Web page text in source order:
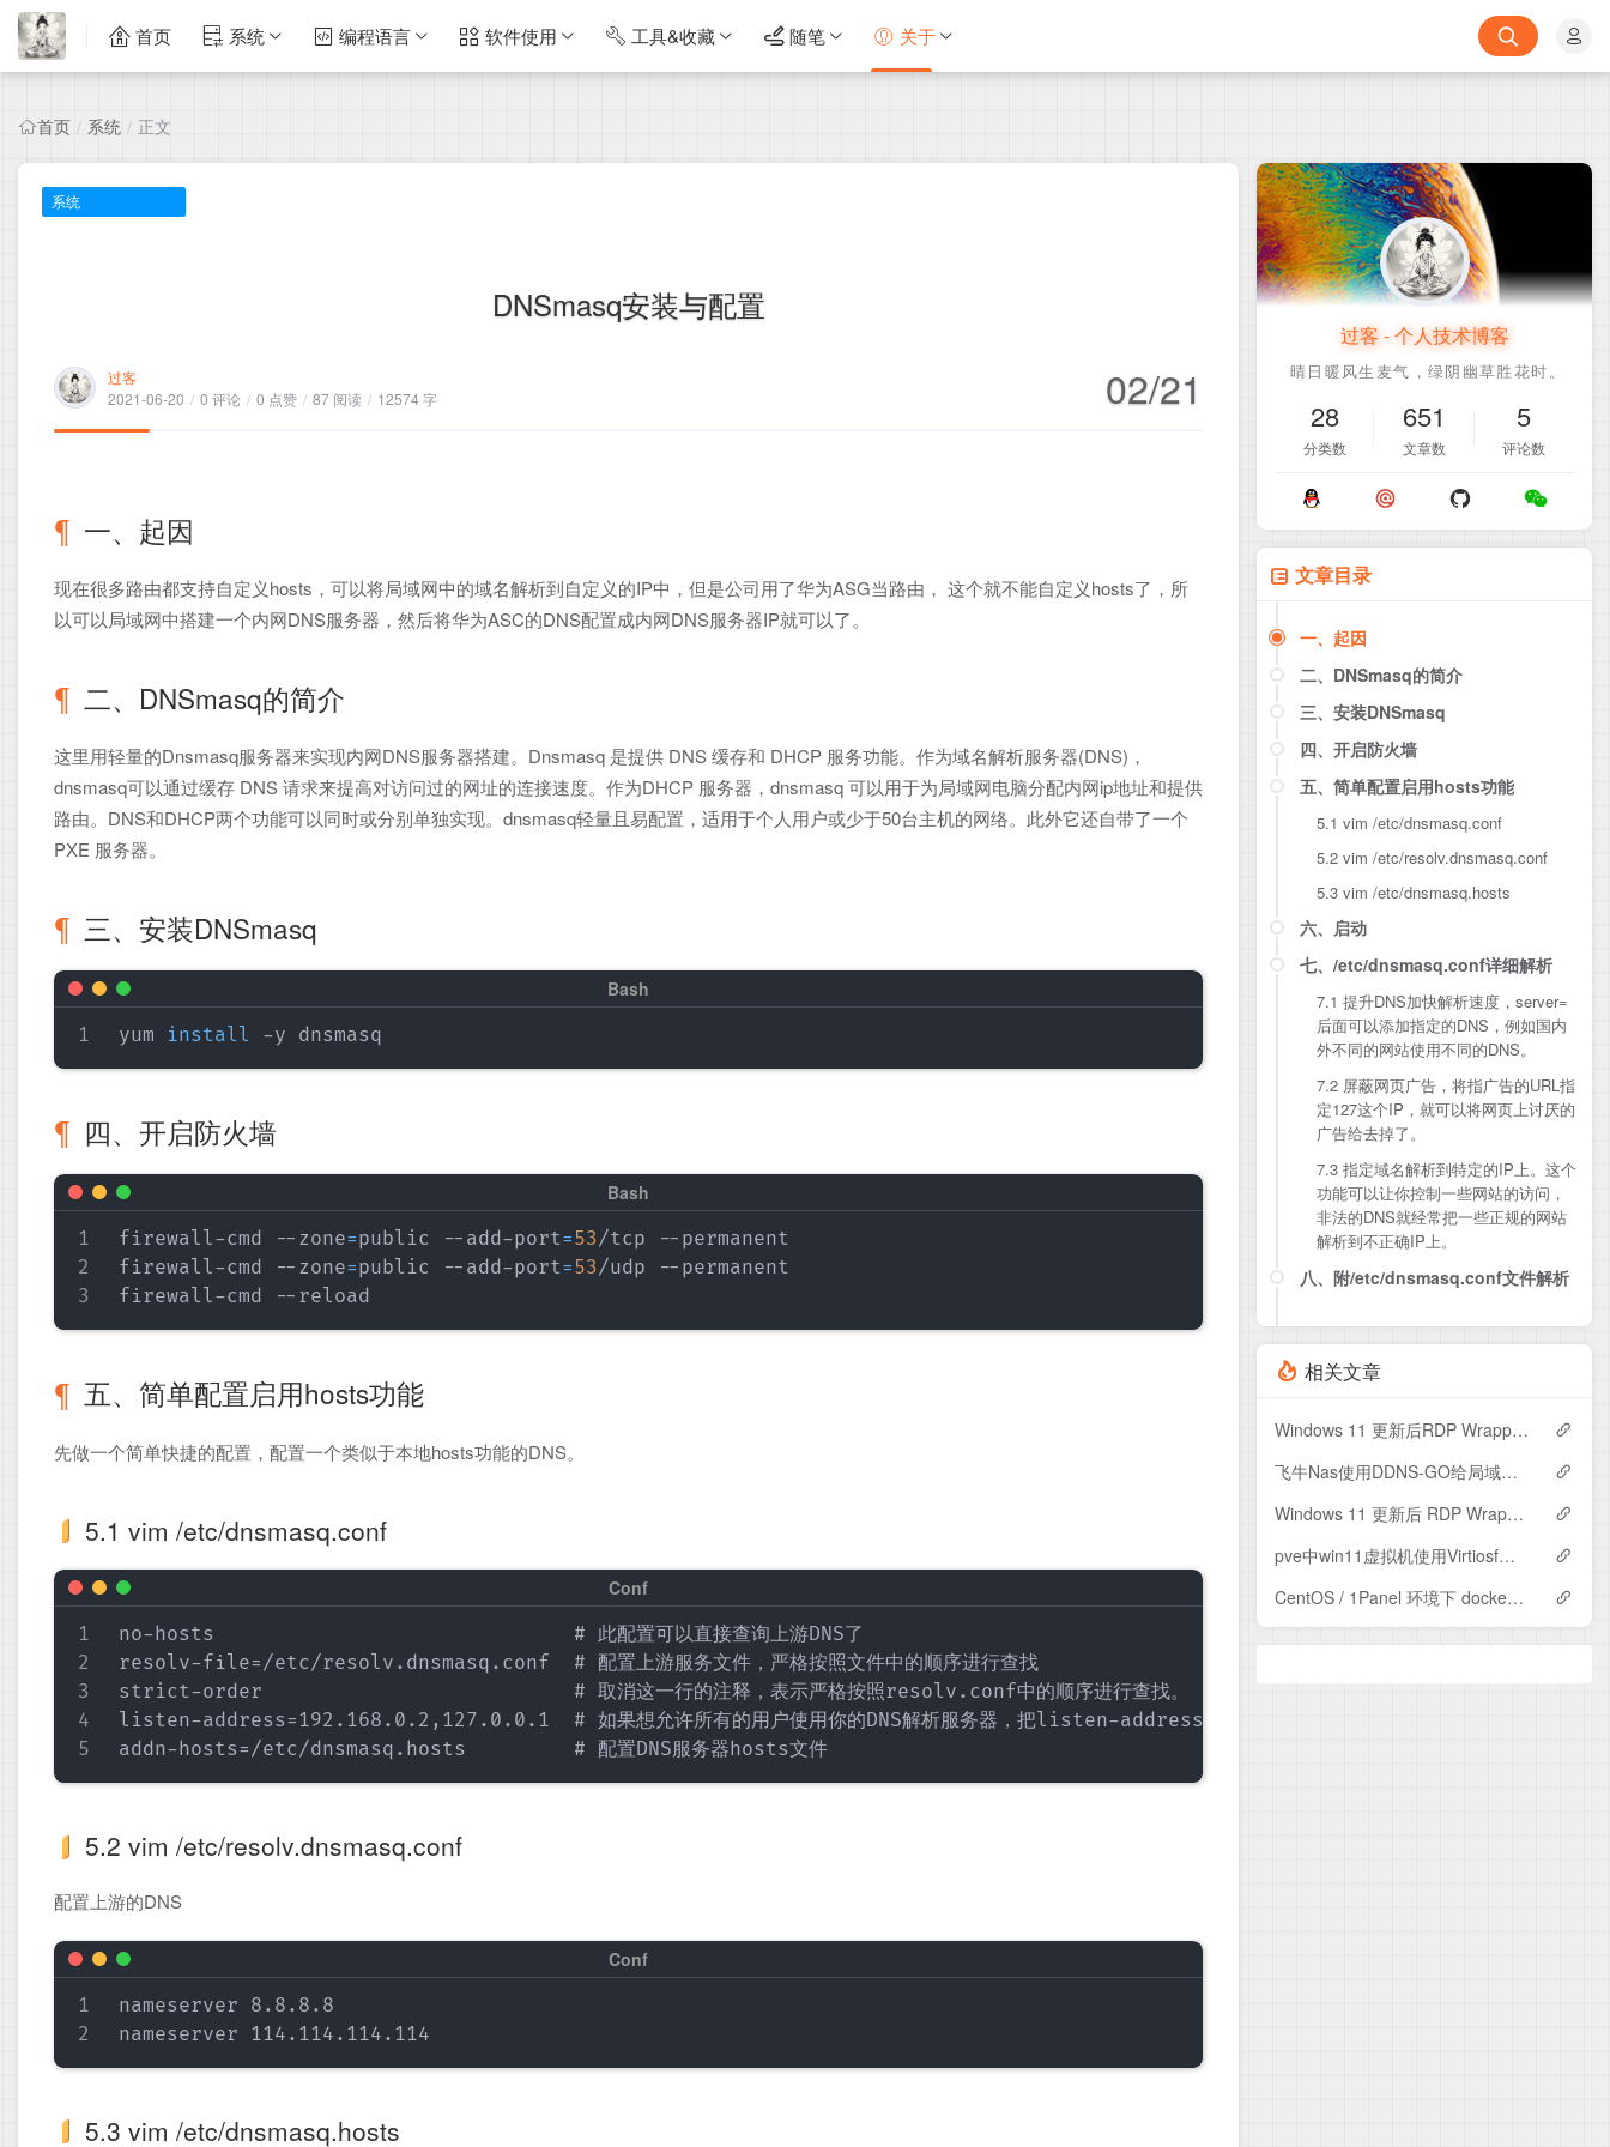
首页 系统 编程语言 软件使用 工具&收藏 随笔 关于
首页 / 系统 / 正文
系统
DNSmasq安装与配置
过客
2021-06-20 / 0 评论 / 0 点赞 / 87 阅读 / 12574 字 02/21
一、起因
现在很多路由都支持自定义hosts，可以将局域网中的域名解析到自定义的IP中，但是公司用了华为ASG当路由， 这个就不能自定义hosts了，所
以可以局域网中搭建一个内网DNS服务器，然后将华为ASC的DNS配置成内网DNS服务器IP就可以了。
二、DNSmasq的简介
这里用轻量的Dnsmasq服务器来实现内网DNS服务器搭建。Dnsmasq 是提供 DNS 缓存和 DHCP 服务功能。作为域名解析服务器(DNS)，
dnsmasq可以通过缓存 DNS 请求来提高对访问过的网址的连接速度。作为DHCP 服务器，dnsmasq 可以用于为局域网电脑分配内网ip地址和提供
路由。DNS和DHCP两个功能可以同时或分别单独实现。dnsmasq轻量且易配置，适用于个人用户或少于50台主机的网络。此外它还自带了一个
PXE 服务器。
三、安装DNSmasq
yum install
四、开启防火墙
firewall-cmd --zone=public --add-port=53/tcp --permanent
firewall-cmd --zone=public --add-port=53/udp --permanent
五、简单配置启用hosts功能
先做一个简单快捷的配置，配置一个类似于本地hosts功能的DNS。
5.1 vim /etc/dnsmasq.conf
no-hosts                              # 此配置可以直接查询上游DNS了
resolv-file=/etc/resolv.dnsmasq.conf  # 配置上游服务文件，严格按照文件中的顺序进行查找
strict-order                          # 取消这一行的注释，表示严格按照resolv.conf中的顺序进行查找。
listen-address=192.168.0.2,127.0.0.1  # 如果想允许所有的用户使用你的DNS解析服务器，把listen-address去掉即可。
5.2 vim /etc/resolv.dnsmasq.conf
配置上游的DNS
nameserver 8.8.8.8
5.3 vim /etc/dnsmasq.hosts
过客 - 个人技术博客
28
分类数
651
文章数
5
评论数
文章目录
一、起因
二、DNSmasq的简介
三、安装DNSmasq
四、开启防火墙
五、简单配置启用hosts功能
5.1 vim /etc/dnsmasq.conf
5.2 vim /etc/resolv.dnsmasq.conf
5.3 vim /etc/dnsmasq.hosts
六、启动
七、/etc/dnsmasq.conf详细解析
7.1 提升DNS加快解析速度，server=
后面可以添加指定的DNS，例如国内
外不同的网站使用不同的DNS。
国内指定DNS
国外指定DNS
7.2 屏蔽网页广告，将指广告的URL指
定127这个IP，就可以将网页上讨厌的
广告给去掉了。
7.3 指定域名解析到特定的IP上。这个
功能可以让你控制一些网站的访问，
非法的DNS就经常把一些正规的网站
解析到不正确IP上。
八、附/etc/dnsmasq.conf文件解析
相关文章
Windows 11 更新后RDP Wrapper自动恢复脚本
飞牛Nas使用DDNS-GO给局域网内Win设备配置域名IPv6地址
Windows 11 更新后 RDP Wrapper 无法启动 Listener（TermService 服务丢失 / Not listening）完整修复指南
pve中win11虚拟机使用Virtiosf与主机共享存储
CentOS / 1Panel 环境下 dockerd CPU 占用 90%+ 完整排查与解决指南